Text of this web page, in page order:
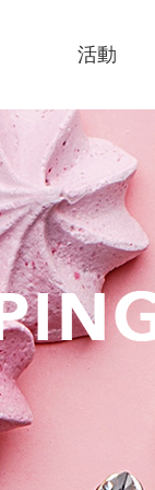
活動